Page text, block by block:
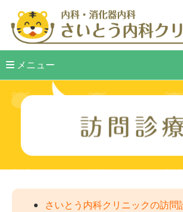
メニュー
さいとう内科クリニックの訪問